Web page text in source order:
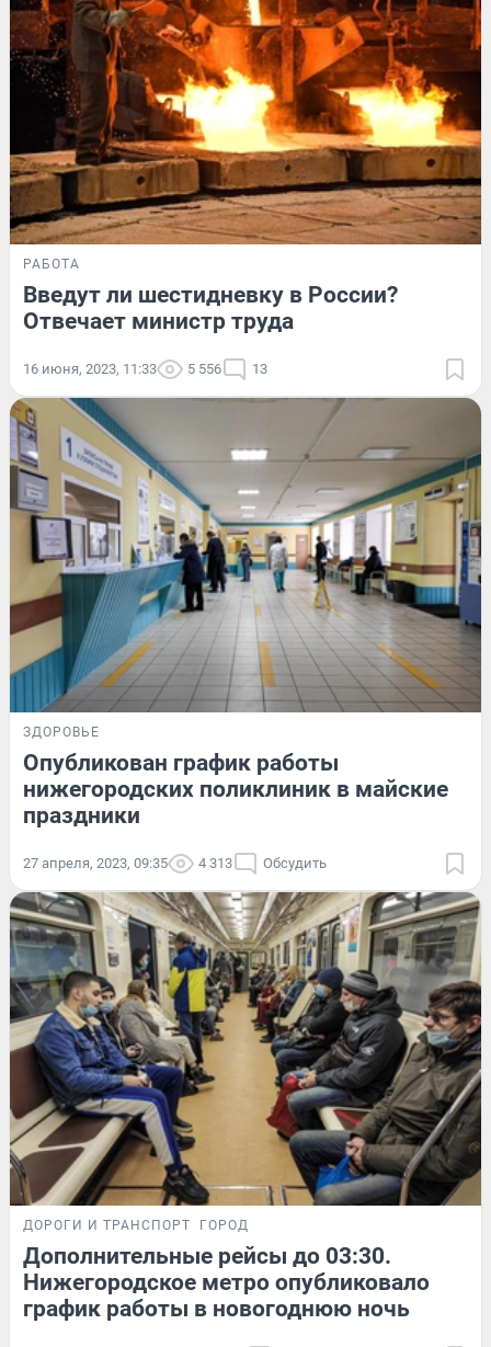
РАБОТА
Введут ли шестидневку в России?
Отвечает министр труда
16 июня, 2023, 11:33 5 556 13
ЗДОРОВЬЕ
Опубликован график работы
нижегородских поликлиник в майские
праздники
27 апреля, 2023, 09:35 4 313 Обсудить
ДОРОГИ И ТРАНСПОРТ ГОРОД
Дополнительные рейсы до 03:30.
Нижегородское метро опубликовало
график работы в новогоднюю ночь